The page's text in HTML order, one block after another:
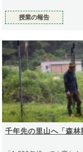
授業の報告
千年先の里山へ「森林